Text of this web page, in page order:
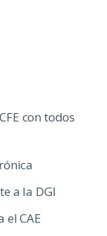
con todos
a la DGI
el CAE